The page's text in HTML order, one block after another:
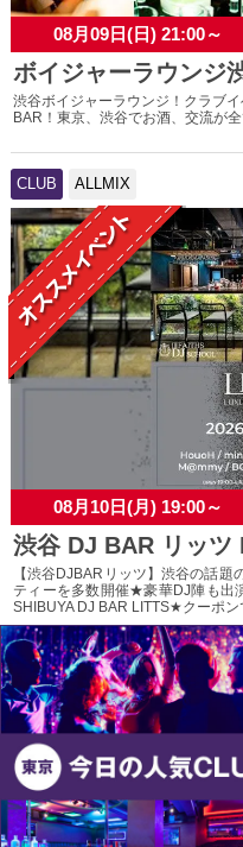
08月09日(日) 21:00～
ボイジャーラウンジ
渋谷ボイジャーラウンジ！クラブ
BAR！東京、渋谷でお酒、交流が
CLUB ALLMIX
08月10日(月) 19:00～
渋谷 DJ BAR リッツ
【渋谷DJBARリッツ】渋谷の話
ティーを多数開催★豪華DJ陣も
SHIBUYA DJ BAR LITTS★クーポ